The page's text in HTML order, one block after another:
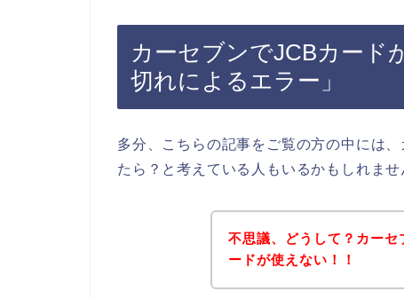
カーセブンでJCBカード
切れによるエラー」
多分、こちらの記事をご覧の方の中には
たら？と考えている人もいるかもしれませ
不思議、どうして？カー
ードが使えない！！